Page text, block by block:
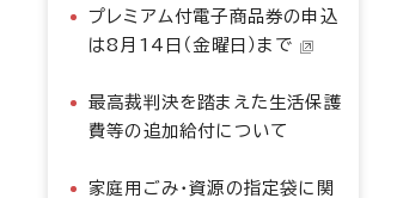
プレミアム付電子商品券の申込
は8月14日（金曜日）まで
最高裁判決を踏まえた生活保護
費等の追加給付について
家庭用ごみ・資源の指定袋に関